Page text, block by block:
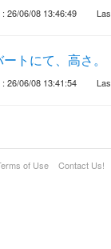
26/06/08 13:46:49
トにて、高さ。
26/06/08 13:41:54
of Use Contact Us!